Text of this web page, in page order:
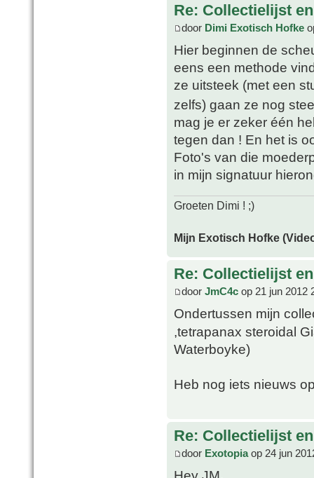
Re: Collectielijst
door Dimi Exotisch Hofke
Hier beginnen de
eens een methode
ze uitsteek (met een
zelfs) gaan ze nog
mag je er zeker één
tegen dan ! En het is
Foto's van die
in mijn signatuur
Groeten Dimi ! ;)
Mijn Exotisch Hofke
Re: Collectielijst
door JmC4c op 21 jun 2012
Ondertussen mijn
,tetrapanax steroidal
Waterboyke)
Heb nog iets nieuws
Re: Collectielijst
door Exotopiaop 24 jun